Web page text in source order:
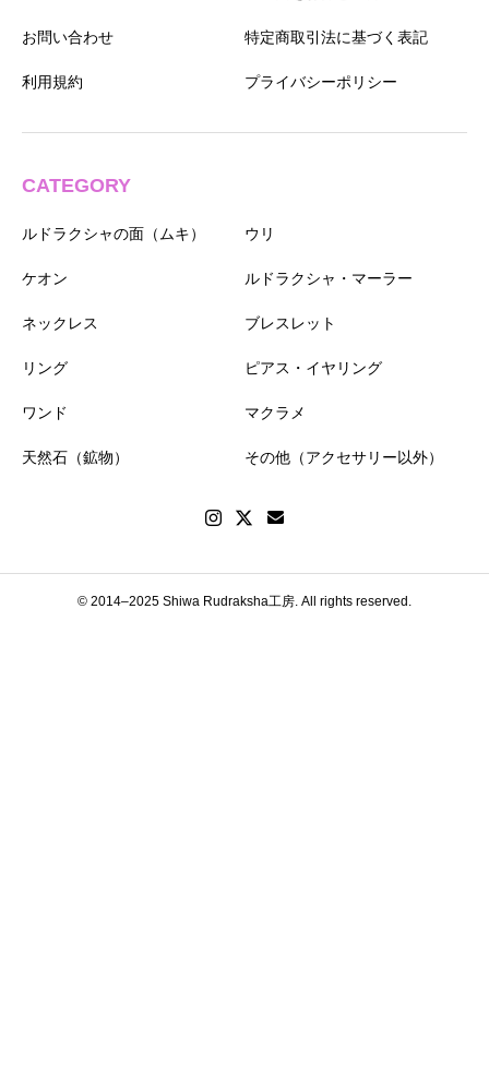
お問い合わせ 特定商取引法に基づく表記
利用規約 プライバシーポリシー
CATEGORY
ルドラクシャの面（ムキ） ウリ
ケオン ルドラクシャ・マーラー
ネックレス ブレスレット
リング ピアス・イヤリング
ワンド マクラメ
天然石（鉱物） その他（アクセサリー以外）
© 2014–2025 Shiwa Rudraksha工房. All rights reserved.